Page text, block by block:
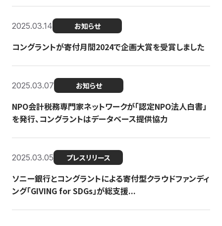
2025.03.14 お知らせ
コングラントが寄付月間2024で企画大賞を受賞しました
2025.03.07 お知らせ
NPO会計税務専門家ネットワークが「認定NPO法人白書」
を発行、コングラントはデータベース提供協力
2025.03.05 プレスリリース
ソニー銀行とコングラントによる寄付型クラウドファンディ
ング「GIVING for SDGs」が総支援...